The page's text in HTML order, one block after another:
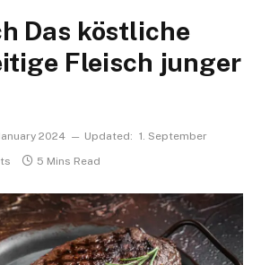
Das köstliche
Fleisch junger
2024 Updated: 1. September
5 Mins Read